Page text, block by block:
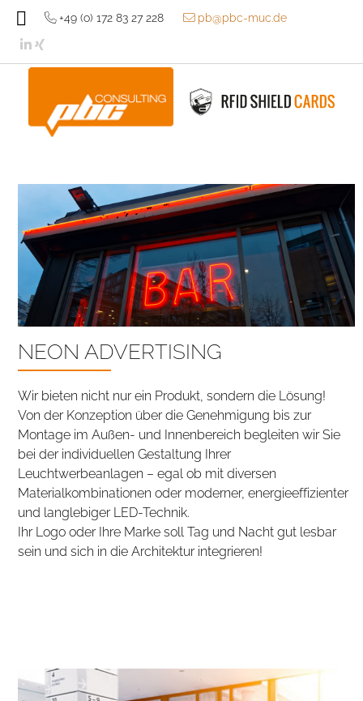
+49 (o) 172 83 27 228 pb@pbc-muc.de
NEON ADVERTISING
Wir bieten nicht nur ein Produkt, sondern die Lösung!
Von der Konzeption über die Genehmigung bis zur
Montage im Außen- und Innenbereich begleiten wir Sie
bei der individuellen Gestaltung Ihrer
Leuchtwerbeanlagen – egal ob mit diversen
Materialkombinationen oder moderner, energieeffizienter
und langlebiger LED-Technik.
Ihr Logo oder Ihre Marke soll Tag und Nacht gut lesbar
sein und sich in die Architektur integrieren!